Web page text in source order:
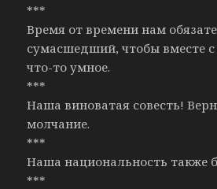
***
Время от времени нам
сумасшедший, чтобы вместе
что-то умное.
***
Наша виноватая совесть!
молчание.
***
Наша национальность также
***